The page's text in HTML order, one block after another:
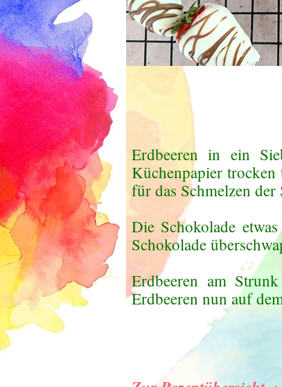
Erdbeeren in ein
Küchenpapier trocken
für das Schmelzen
Die Schokolade
Schokolade
Erdbeeren am
Erdbeeren nun auf